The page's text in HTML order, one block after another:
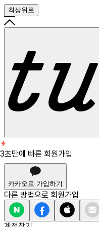
최상위로
회원가입
카카오로 가입하기
다른 방법으로 회원가입
3초만에 빠른 회원가입
3초만에 빠른 회원가입